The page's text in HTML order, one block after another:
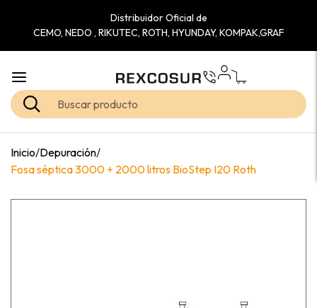
Distribuidor Oficial de
CEMO, NEDO , RIKUTEC, ROTH, HYUNDAY, KOMPAK,GRAF
Inicio/Depuración/
Fosa séptica 3000 + 2000 litros BioStep I20 Roth